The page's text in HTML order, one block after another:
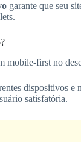
garante que seu
mobile-first no
dispositivos e
satisfatória.